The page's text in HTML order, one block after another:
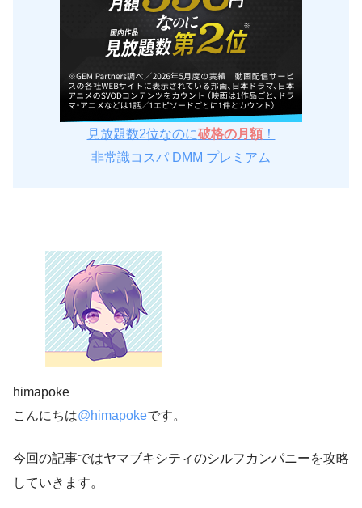
見放題数2位なのに破格の月額 ！
非常識コスパ DMM プレミアム
himapoke
こんにちは@himapokeです。
今回の記事ではヤマブキシティのシルフカンパニーを攻略
していきます。